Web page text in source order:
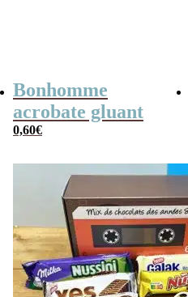
Bonhomme
acrobate gluant
0,60€